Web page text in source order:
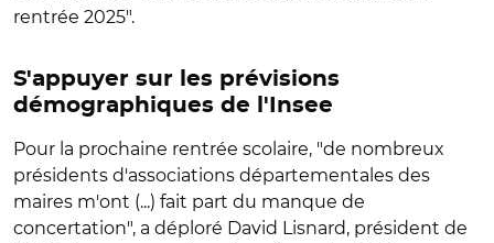
rentrée 2025".
S'appuyer sur les prévisions
démographiques de l'Insee
Pour la prochaine rentrée scolaire, "de nombreux
présidents d'associations départementales des
maires m'ont (...) fait part du manque de
concertation", a déploré David Lisnard, président de